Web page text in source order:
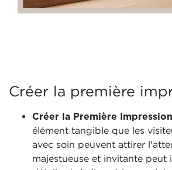
Créer la première
Créer la Première Impression
élément tangible que les
avec soin peuvent attirer
majestueuse et invitante